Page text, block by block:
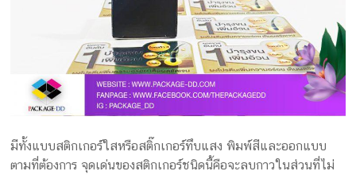
มีทั้งแบบสติกเกอร์ใสหรือสติ๊กเกอร์ทึบแสง พิมพ์สีและออกแบบ
ตามที่ต้องการ จุดเด่นของสติกเกอร์ชนิดนี้คือจะลบกาวในส่วนที่ไม่